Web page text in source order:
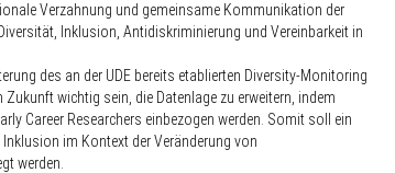
Verzahnung und gemeinsame Kommunikation der
Inklusion, Antidiskriminierung und Vereinbarkeit in
des an der UDE bereits etablierten Diversity-Monitoring
Zukunft wichtig sein, die Datenlage zu erweitern, indem
Career Researchers einbezogen werden. Somit soll ein
im Kontext der Veränderung von
werden.